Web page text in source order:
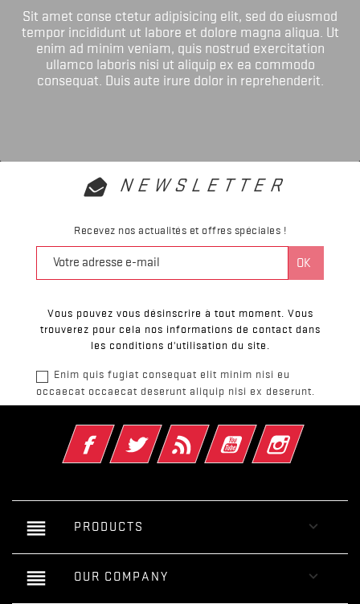
Sit amet conse ctetur adipisicing elit, sed do eiusmod
tempor incididunt ut labore et dolore magna aliqua. Ut
enim ad minim veniam, quis nostrud exercitation
ullamco laboris nisi ut aliquip ex ea commodo
consequat. Duis aute irure dolor in reprehenderit.
NEWSLETTER
Recevez nos actualités et offres spéciales !
Vous pouvez vous désinscrire à tout moment. Vous
trouverez pour cela nos informations de contact dans
les conditions d'utilisation du site.
Enim quis fugiat consequat elit minim nisi eu
occaecat occaecat deserunt aliquip nisi ex deserunt.
FacebookTwitter Rss YouTube Instagram
reorder PRODUCTS 
reorder OUR COMPANY 